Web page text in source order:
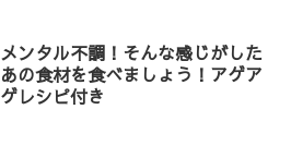
メンタル不調！そんな感じがした
あの食材を食べましょう！アゲア
ゲレシピ付き